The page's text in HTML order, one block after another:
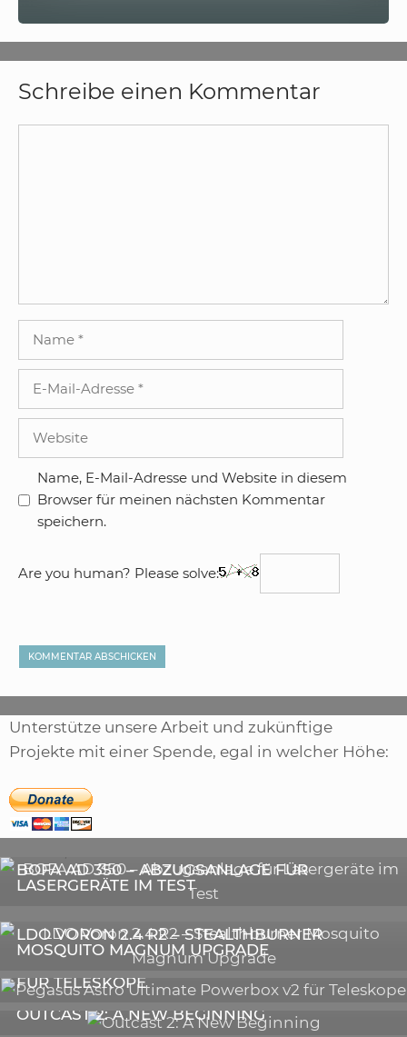
Schreibe einen Kommentar
Adresse
Name, E-Mail-Adresse und Website in diesem
Browser für meinen nächsten Kommentar
speichern.
Are you human? Please solve:
Unterstütze unsere Arbeit und zukünftige
Projekte mit einer Spende, egal in welcher Höhe:
BOFA AD 350 – ABZUGSANLAGE FÜR
LASERGERÄTE IM TEST
DIE BEDEUTENDSTEN SCHRITTE ZUR
ERFOLGREICHEN MARKENBILDUNG IN DER
DIGITALEN ÄRA
LDO VORON 2.4 R2 – STEALTHBURNER
MOSQUITO MAGNUM UPGRADE
PEGASUS ASTRO ULTIMATE POWERBOX V2
FÜR TELESKOPE
ASTRONOMIE
OUTCAST 2: A NEW BEGINNING
GALERIE
VIDEOS